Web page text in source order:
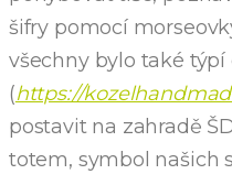
šifry pomocí
všechny bylo také
(https://
postavit na zahradě
totem, symbol našich